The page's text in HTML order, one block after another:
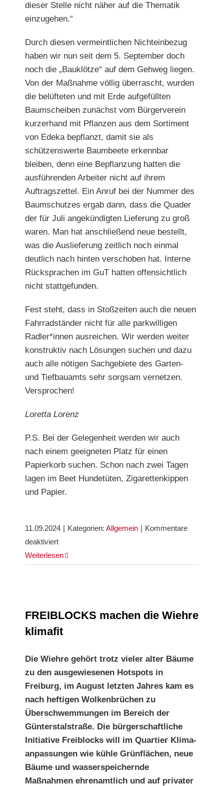
dieser Stelle nicht näher auf die Thematik
einzugehen.“
Durch diesen vermeintlichen Nichteinbezug
haben wir nun seit dem 5. September doch
noch die „Bauklötze“ auf dem Gehweg liegen.
Von der Maßnahme völlig überrascht, wurden
die belüfteten und mit Erde aufgefüllten
Baumscheiben zunächst vom Bürgerverein
kurzerhand mit Pflanzen aus dem Sortiment
von Edeka bepflanzt, damit sie als
schützenswerte Baumbeete erkennbar
bleiben, denn eine Bepflanzung hatten die
ausführenden Arbeiter nicht auf ihrem
Auftragszettel. Ein Anruf bei der Nummer des
Baumschutzes ergab dann, dass die Quader
der für Juli angekündigten Lieferung zu groß
waren. Man hat anschließend neue bestellt,
was die Auslieferung zeitlich noch einmal
deutlich nach hinten verschoben hat. Interne
Rücksprachen im GuT hatten offensichtlich
nicht stattgefunden.
Fest steht, dass in Stoßzeiten auch die neuen
Fahrradständer nicht für alle parkwilligen
Radler*innen ausreichen. Wir werden weiter
konstruktiv nach Lösungen suchen und dazu
auch alle nötigen Sachgebiete des Garten-
und Tiefbauamts sehr sorgsam vernetzen.
Versprochen!
Loretta Lorenz
P.S. Bei der Gelegenheit werden wir auch
nach einem geeigneten Platz für einen
Papierkorb suchen. Schon nach zwei Tagen
lagen im Beet Hundetüten, Zigarettenkippen
und Papier.
11.09.2024 | Kategorien: Allgemein | Kommentare
deaktiviertfür
Von
zu
Weiterlesen
FREIBLOCKS machen die Wiehre
klimafit
Die Wiehre gehört trotz vieler alter Bäume
zu den ausgewiesenen Hotspots in
Freiburg, im August letzten Jahres kam es
nach heftigen Wolkenbrüchen zu
Überschwemmungen im Bereich der
Günterstalstraße. Die bürgerschaftliche
Initiative Freiblocks will im Quartier Klima-
anpassungen wie kühle Grünflächen, neue
Bäume und wasserspeichernde
Maßnahmen ehrenamtlich und auf privater